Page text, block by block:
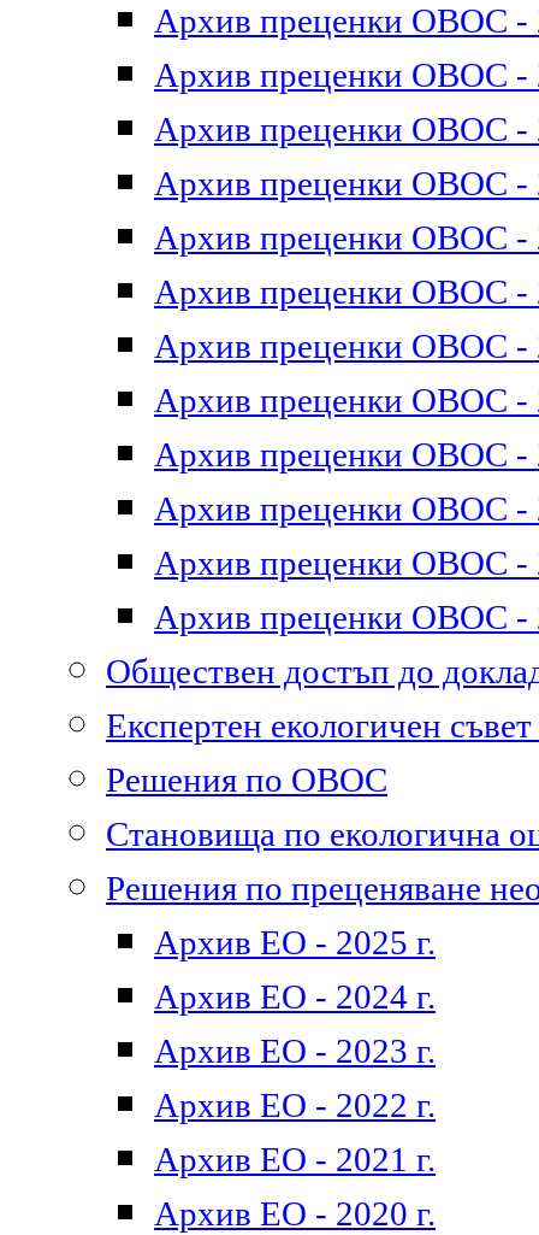
Архив преценки ОВОС -
Архив преценки ОВОС -
Архив преценки ОВОС -
Архив преценки ОВОС -
Архив преценки ОВОС -
Архив преценки ОВОС -
Архив преценки ОВОС -
Архив преценки ОВОС -
Архив преценки ОВОС -
Архив преценки ОВОС -
Архив преценки ОВОС -
Архив преценки ОВОС -
Обществен достъп до
Експертен екологичен
Решения по ОВОС
Становища по екологична
Решения по преценяване
Архив ЕО - 2025 г.
Архив ЕО - 2024 г.
Архив ЕО - 2023 г.
Архив ЕО - 2022 г.
Архив ЕО - 2021 г.
Архив ЕО - 2020 г.